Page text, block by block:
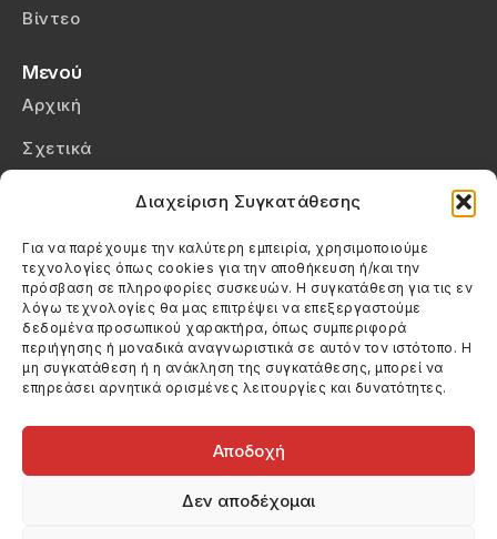
Διαχείριση Συγκατάθεσης
Για να παρέχουμε την καλύτερη εμπειρία, χρησιμοποιούμε
τεχνολογίες όπως cookies για την αποθήκευση ή/και την
πρόσβαση σε πληροφορίες συσκευών. Η συγκατάθεση για τις εν
λόγω τεχνολογίες θα μας επιτρέψει να επεξεργαστούμε
δεδομένα προσωπικού χαρακτήρα, όπως συμπεριφορά
περιήγησης ή μοναδικά αναγνωριστικά σε αυτόν τον ιστότοπο. Η
μη συγκατάθεση ή η ανάκληση της συγκατάθεσης, μπορεί να
επηρεάσει αρνητικά ορισμένες λειτουργίες και δυνατότητες.
Αποδοχή
Δεν αποδέχομαι
Βίντεο
Μενού
Αρχική
Σχετικά
Πολιτική Cookies (ΕΕ)
Στοιχεία Επικοινωνίας
Καλεσέ μας
(+30) 6974123481
Στείλε μας email
info@filmandtheater.gr